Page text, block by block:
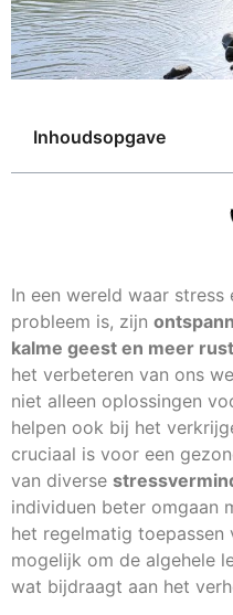
Inhoudsopgave
In een wereld waar
probleem is, zijn
kalme geest en meer rust
het verbeteren van ons
niet alleen oplossingen
helpen ook bij het
cruciaal is voor een
van diverse
individuen beter omgaan
het regelmatig toepassen
mogelijk om de algehele
wat bijdraagt aan het